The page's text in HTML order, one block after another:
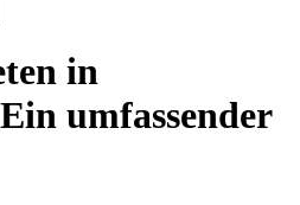
in
umfassender